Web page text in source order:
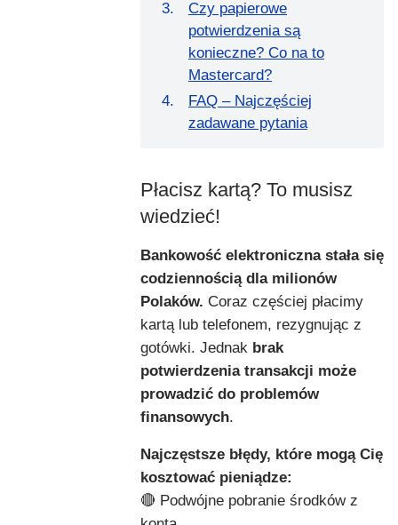
Czy papierowe
potwierdzenia są
konieczne? Co na to
Mastercard?
FAQ – Najczęściej
zadawane pytania
Płacisz kartą? To musisz
wiedzieć!
Bankowość elektroniczna stała się
codziennością dla milionów
Polaków. Coraz częściej płacimy
kartą lub telefonem, rezygnując z
gotówki. Jednak brak
potwierdzenia transakcji może
prowadzić do problemów
finansowych.
Najczęstsze błędy, które mogą Cię
kosztować pieniądze:
🔴 Podwójne pobranie środków z